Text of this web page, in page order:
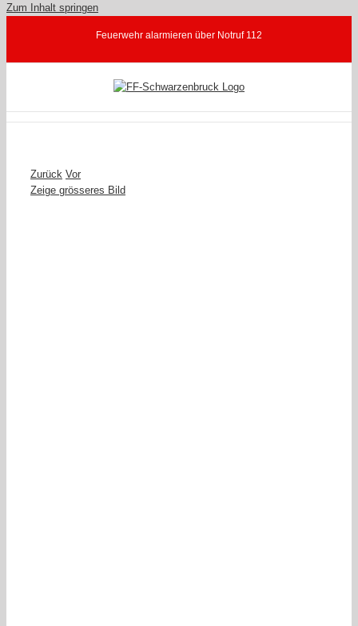
Zum Inhalt springen
Feuerwehr alarmieren über Notruf 112
Zurück Vor
Zeige grösseres Bild